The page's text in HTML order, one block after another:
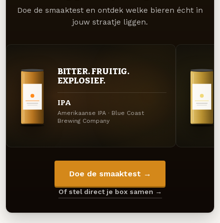
Doe de smaaktest en ontdek welke bieren écht in
jouw straatje liggen.
BITTER. FRUITIG.
EXPLOSIEF.
IPA
Amerikaanse IPA · Blue Coast
Brewing Company
Doe de smaaktest →
Of stel direct je box samen →